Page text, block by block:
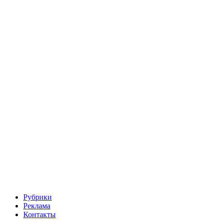
Рубрики
Реклама
Контакты